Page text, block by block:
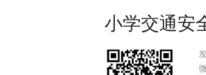
小学交通安